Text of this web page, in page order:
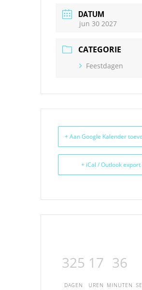
DATUM
jun 30 2027
CATEGORIE
Feestdagen
+ Aan Google Kalender
+ iCal / Outlook export
325
DAGEN
17
UREN
36
MINUTEN